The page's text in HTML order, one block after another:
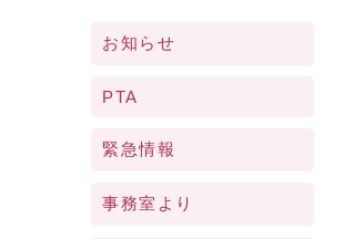
お知らせ
PTA
緊急情報
事務室より